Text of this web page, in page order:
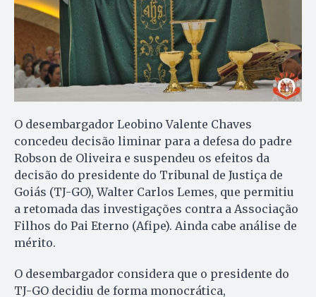
O desembargador Leobino Valente Chaves
concedeu decisão liminar para a defesa do padre
Robson de Oliveira e suspendeu os efeitos da
decisão do presidente do Tribunal de Justiça de
Goiás (TJ-GO), Walter Carlos Lemes, que permitiu
a retomada das investigações contra a Associação
Filhos do Pai Eterno (Afipe). Ainda cabe análise de
mérito.
O desembargador considera que o presidente do
TJ-GO decidiu de forma monocrática,